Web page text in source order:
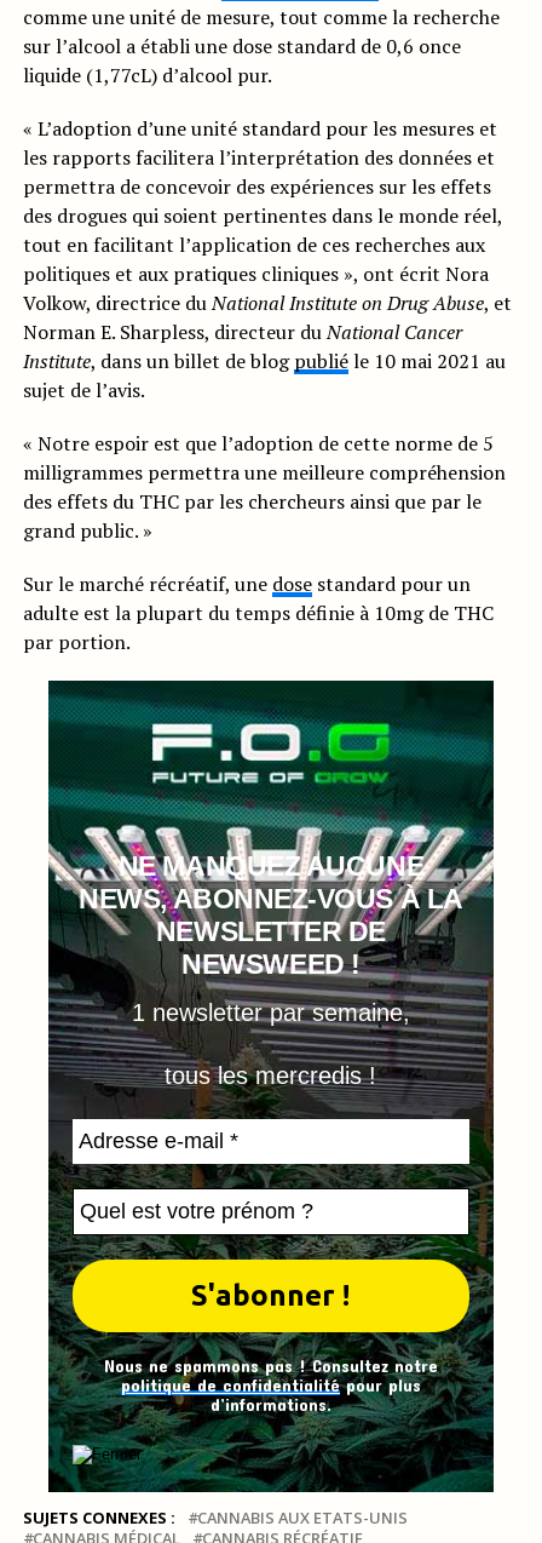
comme une unité de mesure, tout comme la recherche
sur l’alcool a établi une dose standard de 0,6 once
liquide (1,77cL) d’alcool pur.
« L’adoption d’une unité standard pour les mesures et
les rapports facilitera l’interprétation des données et
permettra de concevoir des expériences sur les effets
des drogues qui soient pertinentes dans le monde réel,
tout en facilitant l’application de ces recherches aux
politiques et aux pratiques cliniques », ont écrit Nora
Volkow, directrice duNational Institute on Drug Abuse, et
Norman E. Sharpless, directeur duNational Cancer
Institute, dans un billet de blogpubliéle 10 mai 2021 au
sujet de l’avis.
« Notre espoir est que l’adoption de cette norme de 5
milligrammes permettra une meilleure compréhension
des effets du THC par les chercheurs ainsi que par le
grand public. »
Sur le marché récréatif, une dosestandard pour un
adulte est la plupart du temps définie à 10mg de THC
par portion.
NE MANQUEZ AUCUNE
NEWS, ABONNEZ-VOUS À LA
NEWSLETTER DE
NEWSWEED !
1 newsletter par semaine,
tous les mercredis !
Nous ne spammons pas ! Consultez notre
politique de confidentialitépour plus
d’informations.
SUJETS CONNEXES :
CANNABIS AUX ETATS-UNIS
CANNABIS MÉDICAL
CANNABIS RÉCRÉATIF